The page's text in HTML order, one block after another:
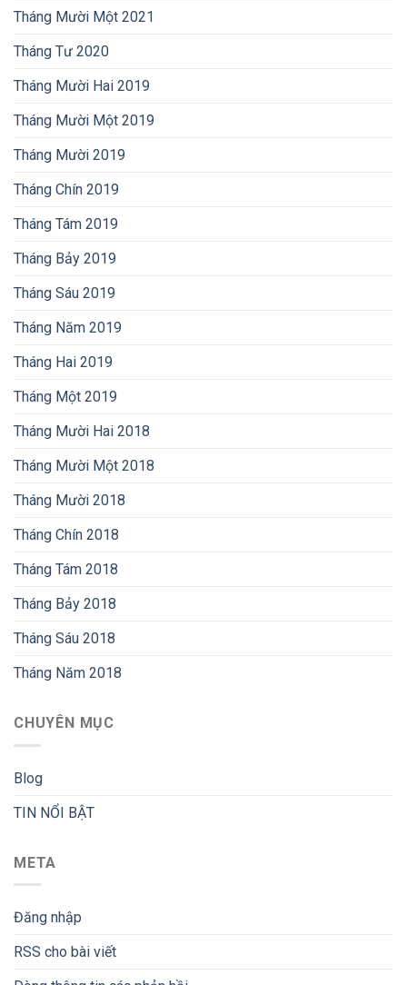
Tháng Mười Một 2021
Tháng Tư 2020
Tháng Mười Hai 2019
Tháng Mười Một 2019
Tháng Mười 2019
Tháng Chín 2019
Tháng Tám 2019
Tháng Bảy 2019
Tháng Sáu 2019
Tháng Năm 2019
Tháng Hai 2019
Tháng Một 2019
Tháng Mười Hai 2018
Tháng Mười Một 2018
Tháng Mười 2018
Tháng Chín 2018
Tháng Tám 2018
Tháng Bảy 2018
Tháng Sáu 2018
Tháng Năm 2018
CHUYÊN MỤC
Blog
TIN NỔI BẬT
META
Đăng nhập
RSS cho bài viết